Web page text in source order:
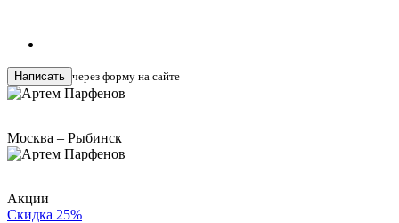
Написать через форму на сайте
Москва – Рыбинск
Акции
Скидка 25%